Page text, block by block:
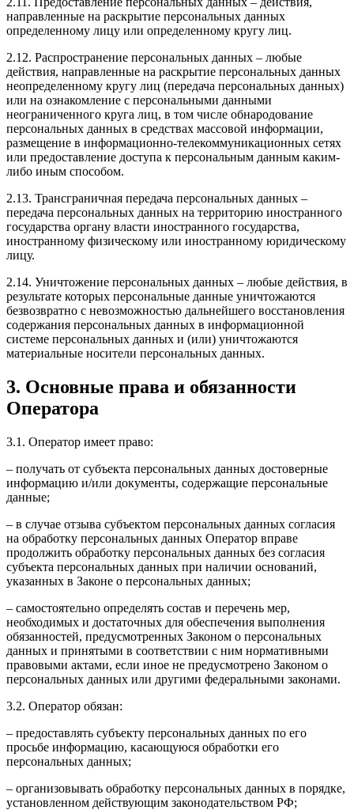
направленные на раскрытие персональных данных
определенному лицу или определенному кругу лиц.
2.12. Распространение персональных данных – любые
действия, направленные на раскрытие персональных данных
неопределенному кругу лиц (передача персональных данных)
или на ознакомление с персональными данными
неограниченного круга лиц, в том числе обнародование
персональных данных в средствах массовой информации,
размещение в информационно-телекоммуникационных сетях
или предоставление доступа к персональным данным каким-
либо иным способом.
2.13. Трансграничная передача персональных данных –
передача персональных данных на территорию иностранного
государства органу власти иностранного государства,
иностранному физическому или иностранному юридическому
лицу.
2.14. Уничтожение персональных данных – любые действия, в
результате которых персональные данные уничтожаются
безвозвратно с невозможностью дальнейшего восстановления
содержания персональных данных в информационной
системе персональных данных и (или) уничтожаются
материальные носители персональных данных.
3. Основные права и обязанности
Оператора
3.1. Оператор имеет право:
– получать от субъекта персональных данных достоверные
информацию и/или документы, содержащие персональные
данные;
– в случае отзыва субъектом персональных данных согласия
на обработку персональных данных Оператор вправе
продолжить обработку персональных данных без согласия
субъекта персональных данных при наличии оснований,
указанных в Законе о персональных данных;
– самостоятельно определять состав и перечень мер,
необходимых и достаточных для обеспечения выполнения
обязанностей, предусмотренных Законом о персональных
данных и принятыми в соответствии с ним нормативными
правовыми актами, если иное не предусмотрено Законом о
персональных данных или другими федеральными законами.
3.2. Оператор обязан:
– предоставлять субъекту персональных данных по его
просьбе информацию, касающуюся обработки его
персональных данных;
– организовывать обработку персональных данных в порядке,
установленном действующим законодательством РФ;